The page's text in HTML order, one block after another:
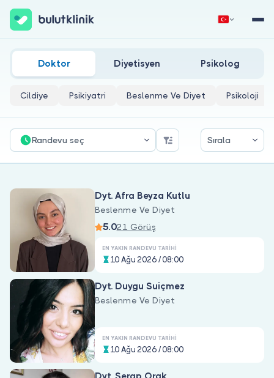
Hastalar için
Doktorlar için
Doktor musunuz?
Hemen Kaydol Giriş Yap
Pcos'da Beslenme Tedavisi Doktorları
Doktor Diyetisyen Psikolog
Cildiye Psikiyatri Beslenme Ve Diyet Psikoloji
Randevu seç Sırala
Dyt. Afra Beyza Kutlu
Beslenme Ve Diyet
5.021 Görüş
EN YAKIN RANDEVU TARIHI
10 Ağu 2026 / 08:00
Dyt. Duygu Suiçmez
Beslenme Ve Diyet
EN YAKIN RANDEVU TARIHI
10 Ağu 2026 / 08:00